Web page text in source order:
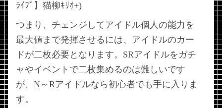
ﾗｲﾌﾞ】猫柳ｷﾘｵ+)
つまり、チェンジしてアイドル個人の能力を
最大値まで発揮させるには、アイドルのカー
ドが二枚必要となります。SRアイドルをガチ
ャやイベントで二枚集めるのは難しいです
が、N～Rアイドルなら初心者でも手に入りま
す。